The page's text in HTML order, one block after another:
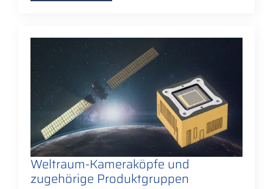
Weltraum-Kameraköpfe und
zugehörige Produktgruppen